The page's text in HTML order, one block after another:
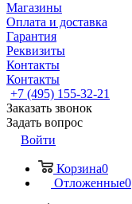
Магазины
Оплата и доставка
Гарантия
Реквизиты
Контакты
Контакты
+7 (495) 155-32-21
Заказать звонок
Задать вопрос
Войти
Корзина0
Отложенные0